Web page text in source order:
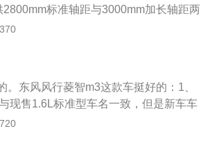
标准轴距与3000mm加长轴距两
据广大车主不同用车需求，菱智M3座
东风风行菱智m3这款车挺好的：1、
现售1.6L标准型车名一致，但是新车车
达到了5115\/1720\/1960mm，轴距为